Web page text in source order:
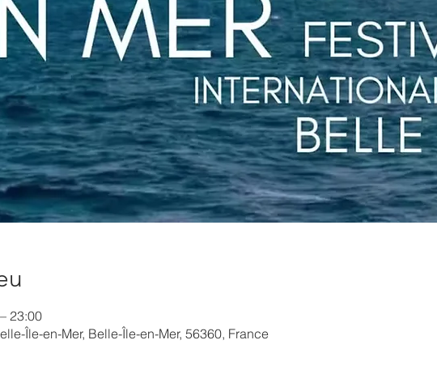
23:00
Île-en-Mer, Belle-Île-en-Mer, 56360, France